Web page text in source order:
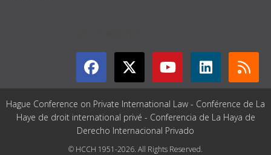
Hague Conference on Private International Law - Conférence de La
Haye de droit international privé - Conferencia de La Haya de
Derecho Internacional Privado
© HCCH 1951-2026. All Rights Reserved.